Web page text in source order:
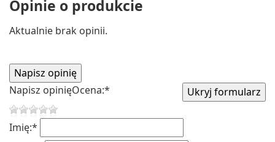
Opinie o produkcie
Aktualnie brak opinii.
Napisz opinięOcena:*
Imię:*